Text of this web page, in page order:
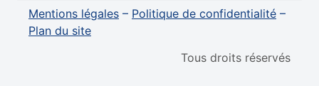
Mentions légales – Politique de confidentialité –
Plan du site
Tous droits réservés